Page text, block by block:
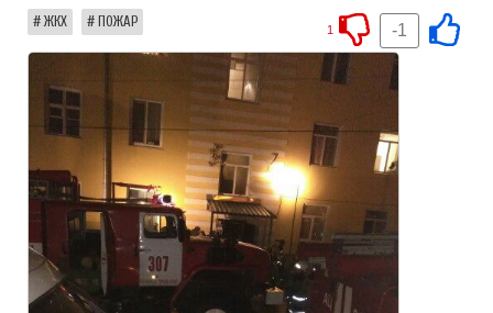
ЖКХ ПОЖАР -1
1